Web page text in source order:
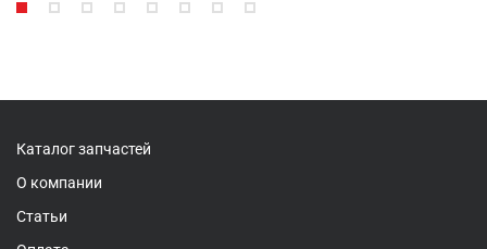
Каталог запчастей
О компании
Статьи